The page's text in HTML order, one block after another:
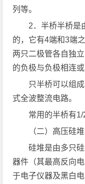
列等。
2．半桥半桥是
的，它有4端和3端
两只二极管各自独
的负极与负极相连
只半桥可以组
式全波整流电路。
常用的半桥有1/
（二）高压硅堆
硅堆是由多只
器件（其最高反向
于电子仪器及黑白